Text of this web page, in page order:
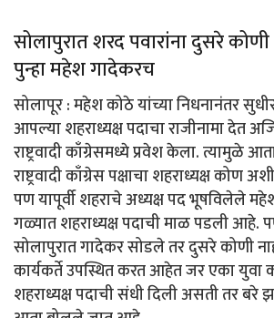
सोलापुरात शरद पवारांना दुसरे
पुन्हा महेश गादेकरच
सोलापूर : महेश कोठे यांच्या निधनानंतर
आपल्या शहराध्यक्ष पदाचा राजीनामा देत
राष्ट्रवादी काँग्रेसमध्ये प्रवेश केला. त्यामुळे
राष्ट्रवादी काँग्रेस पक्षाचा शहराध्यक्ष कोण
पण यापूर्वी शहराचे अध्यक्ष पद भूषविलेले
गळ्यात शहराध्यक्ष पदाची माळ पडली आहे.
सोलापुरात गादेकर सोडले तर दुसरे कोणी
कार्यकर्ते उपस्थित करत आहेत जर एका युवा
शहराध्यक्ष पदाची संधी दिली असती तर